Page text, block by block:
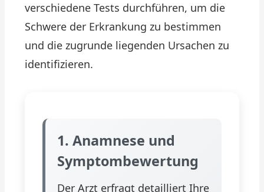
verschiedene Tests durchführen, um die
Schwere der Erkrankung zu bestimmen
und die zugrunde liegenden Ursachen zu
identifizieren.
1. Anamnese und
Symptombewertung
Der Arzt erfragt detailliert Ihre